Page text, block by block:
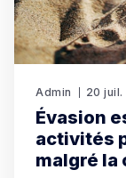
Admin 20
Évasion
activités
malgré la